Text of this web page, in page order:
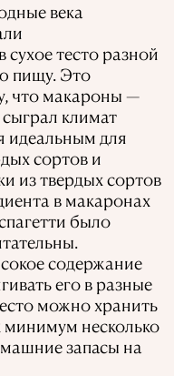
века
тесто разной
пищу. Это
что макароны —
климат
для
сортов и
из твердых сортов
в макаронах
было
содержание
его в разные
можно хранить
минимум несколько
запасы на